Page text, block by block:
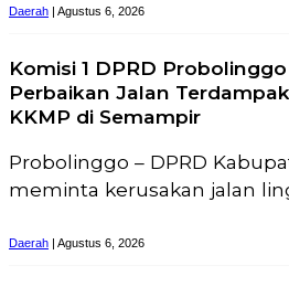
Daerah | Agustus 6, 2026
Komisi 1 DPRD
Perbaikan Jalan
KKMP di Semampir
Probolinggo – DPRD
meminta kerusakan jalan
Daerah | Agustus 6, 2026